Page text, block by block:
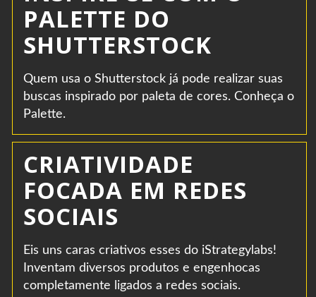
PALETTE DO
SHUTTERSTOCK
Quem usa o Shutterstock já pode realizar suas
buscas inspirado por paleta de cores. Conheça o
Palette.
CRIATIVIDADE
FOCADA EM REDES
SOCIAIS
Eis uns caras criativos esses do iStrategylabs!
Inventam diversos produtos e engenhocas
completamente ligados a redes sociais.